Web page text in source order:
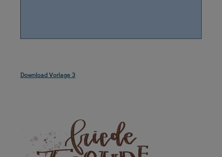
Download Vorlage 3